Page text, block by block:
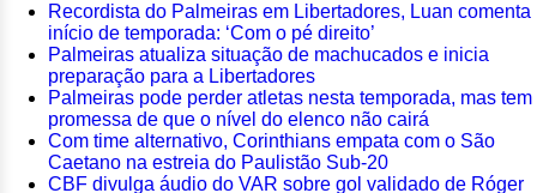
Recordista do Palmeiras em Libertadores, Luan comenta
início de temporada: ‘Com o pé direito’
Palmeiras atualiza situação de machucados e inicia
preparação para a Libertadores
Palmeiras pode perder atletas nesta temporada, mas tem
promessa de que o nível do elenco não cairá
Com time alternativo, Corinthians empata com o São
Caetano na estreia do Paulistão Sub-20
CBF divulga áudio do VAR sobre gol validado de Róger